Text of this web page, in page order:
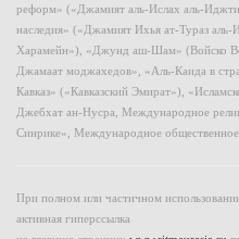
реформ» («Джамият аль-Ислах аль-
наследия» («Джамият Ихья ат-Тураз
Харамейн»), «Джунд аш-Шам» (Войско
Джамаат моджахедов», «Аль-Каида в
Кавказ» («Кавказский Эмират»),
Джебхат ан-Нусра, Международное
Синрике», Международное
При полном или частичном
активная гиперссылка